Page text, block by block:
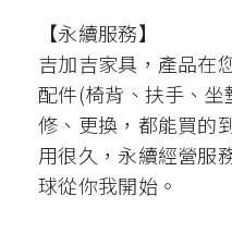
【永續服務】
吉加吉家具，產品在
配件(椅背、扶手、
修、更換，都能買的
用很久，永續經營服
球從你我開始。